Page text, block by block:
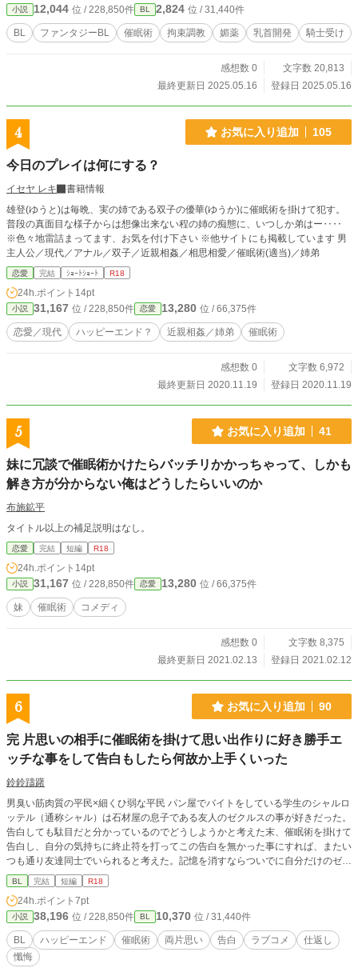
小説 12,044 位 / 228,850件 BL 2,824 位 / 31,440件
BL ファンタジーBL 催眠術 拘束調教 媚薬 乳首開発 騎士受け
感想数 0
文字数 20,813
最終更新日 2025.05.16
登録日 2025.05.16
4 お気に入り追加 105
今日のプレイは何にする？
イセヤ レキ
書籍情報
雄登(ゆうと)は毎晩、実の姉である双子の優華(ゆうか)に催眠術を掛けて犯す。
普段の真面目な様子からは想像出来ない程の姉の痴態に、いつしか弟はー‥‥
※色々地雷詰まってます、お気を付け下さい ※他サイトにも掲載しています 男
主人公／現代／アナル／双子／近親相姦／相思相愛／催眠術(適当)／姉弟
恋愛 完結 ｼｮｰﾄｼｮｰﾄ R18
24h.ポイント 14pt
小説 31,167 位 / 228,850件 恋愛 13,280 位 / 66,375件
恋愛／現代 ハッピーエンド？ 近親相姦／姉弟 催眠術
感想数 0
文字数 6,972
最終更新日 2020.11.19
登録日 2020.11.19
5 お気に入り追加 41
妹に冗談で催眠術かけたらバッチリかかっちゃって、しかも
解き方が分からない俺はどうしたらいいのか
布施鉱平
タイトル以上の補足説明はなし。
恋愛 完結 短編 R18
24h.ポイント 14pt
小説 31,167 位 / 228,850件 恋愛 13,280 位 / 66,375件
妹 催眠術 コメディ
感想数 0
文字数 8,375
最終更新日 2021.02.13
登録日 2021.02.12
6 お気に入り追加 90
完 片思いの相手に催眠術を掛けて思い出作りに好き勝手エ
ッチな事をして告白もしたら何故か上手くいった
鈴鈴躊躇
男臭い筋肉質の平民×細くひ弱な平民 パン屋でバイトをしている学生のシャルロ
ッテル（通称シャル）は石材屋の息子である友人のゼクルスの事が好きだった。
告白しても駄目だと分かっているのでどうしようかと考えた末、催眠術を掛けて
告白し、自分の気持ちに終止符を打ってこの告白を無かった事にすれば、またい
つも通り友達同士でいられると考えた。記憶を消すならついでに自分だけのゼク
ルスの思い出も作ってしまおう。催眠術を成功させた事でシャルロッテルの欲望
が膨らんでいく。両片思いからの両思いの話です。R18には※ついてます。他サ
イトでも掲載しています。
BL 完結 短編 R18
24h.ポイント 7pt
小説 38,196 位 / 228,850件 BL 10,370 位 / 31,440件
BL ハッピーエンド 催眠術 両片思い 告白 ラブコメ
仕返し
懺悔